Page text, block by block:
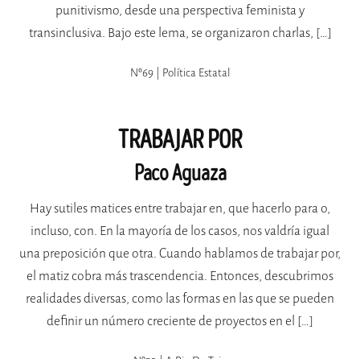
punitivismo, desde una perspectiva feminista y
transinclusiva. Bajo este lema, se organizaron charlas, […]
Nº69 | Política Estatal
TRABAJAR POR
Paco Aguaza
Hay sutiles matices entre trabajar en, que hacerlo para o,
incluso, con. En la mayoría de los casos, nos valdría igual
una preposición que otra. Cuando hablamos de trabajar por,
el matiz cobra más trascendencia. Entonces, descubrimos
realidades diversas, como las formas en las que se pueden
definir un número creciente de proyectos en el […]